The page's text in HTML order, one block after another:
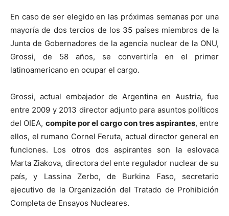
En caso de ser elegido en las próximas semanas por una
mayoría de dos tercios de los 35 países miembros de la
Junta de Gobernadores de la agencia nuclear de la ONU,
Grossi, de 58 años, se convertiría en el primer
latinoamericano en ocupar el cargo.
Grossi, actual embajador de Argentina en Austria, fue
entre 2009 y 2013 director adjunto para asuntos políticos
del OIEA, compite por el cargo con tres aspirantes, entre
ellos, el rumano Cornel Feruta, actual director general en
funciones. Los otros dos aspirantes son la eslovaca
Marta Ziakova, directora del ente regulador nuclear de su
país, y Lassina Zerbo, de Burkina Faso, secretario
ejecutivo de la Organización del Tratado de Prohibición
Completa de Ensayos Nucleares.